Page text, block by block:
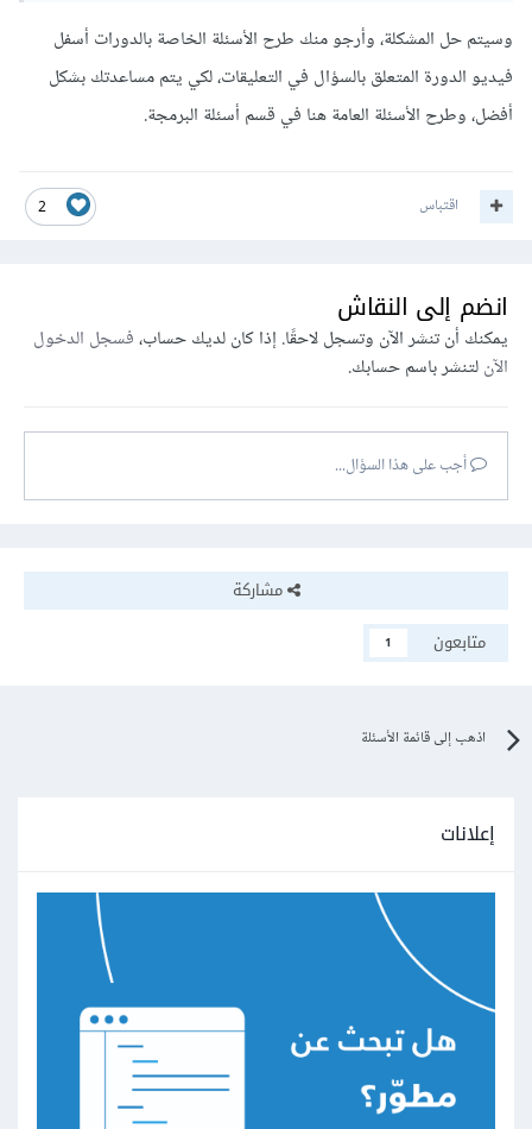
وسيتم حل المشكلة، وأرجو منك طرح الأسئلة الخاصة بالدورات أسفل
فيديو الدورة المتعلق بالسؤال في التعليقات، لكي يتم مساعدتك بشكل
أفضل، وطرح الأسئلة العامة هنا في قسم أسئلة البرمجة.
2 اقتباس
انضم إلى النقاش
يمكنك أن تنشر الآن وتسجل لاحقًا. إذا كان لديك حساب،فسجل الدخول
الآنلتنشر باسم حسابك.
أجب على هذا السؤال...
مشاركة
متابعون
1
اذهب إلى قائمة الأسئلة
إعلانات